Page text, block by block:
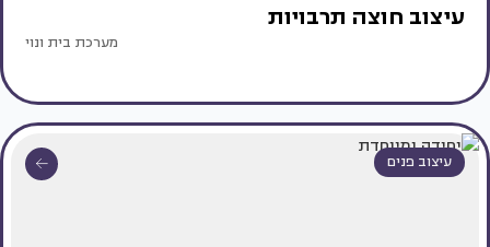
עיצוב חוצה תרבויות
מערכת בית ונוי
עיצוב פנים